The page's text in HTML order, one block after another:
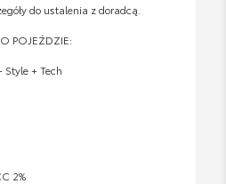
do ustalenia z doradcą.
POJEŹDZIE:
+ Tech
2%